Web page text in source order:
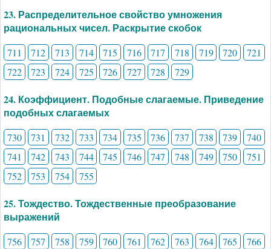
23. Распределительное свойство умножения
рациональных чисел. Раскрытие скобок
711 712 713 714 715 716 717 718 719 720
721
722
723 724 725 726 727 728 729
24. Коэффициент. Подобные слагаемые. Приведение
подобных слагаемых
730 731 732 733 734 735 736 737 738 739
740
741
742 743 744 745 746 747 748 749 750
751
752
753 754 755
25. Тождество. Тождественные преобразование
выражений
756 757 758 759 760 761 762 763 764 765
766